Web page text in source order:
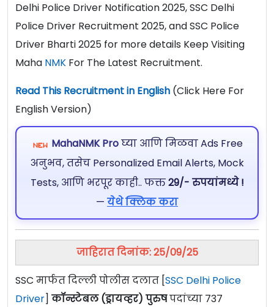
Delhi Police Driver Notification 2025, SSC Delhi
Police Driver Recruitment 2025, and SSC Police
Driver Bharti 2025 for more details Keep Visiting
Maha NMK For The Latest Recruitment.
Read This Recruitment in English (Click Here For
English Version)
MahaNMK Proघ्या आणि मिळवा Ads Free
अनुभव, तसेच Personalized Email Alerts, Mock
Tests, आणि भरपूर काही.. फक्त29/- रुपयांमध्ये !
— येथे क्लिक करा
जाहिरात दिनांक: 25/09/25
SSC मार्फत दिल्ली पोलीस दलात [SSC Delhi Police
Driver] कॉन्स्टेबल (ड्रायव्हर) पुरुषपदांच्या 737